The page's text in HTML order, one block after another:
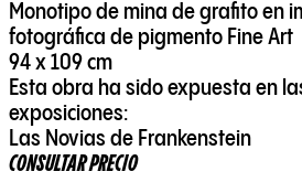
Monotipo de mina de grafito en
fotográfica de pigmento Fine Art
94 x 109 cm
Esta obra ha sido expuesta en
exposiciones:
Las Novias de Frankenstein
CONSULTAR PRECIO